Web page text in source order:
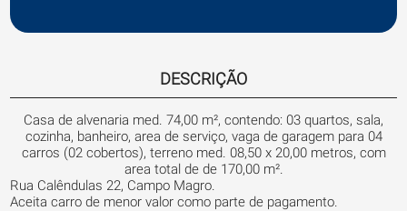
DESCRIÇÃO
Casa de alvenaria med. 74,00 m², contendo: 03 quartos, sala,
cozinha, banheiro, area de serviço, vaga de garagem para 04
carros (02 cobertos), terreno med. 08,50 x 20,00 metros, com
area total de de 170,00 m².
Rua Calêndulas 22, Campo Magro.
Aceita carro de menor valor como parte de pagamento.